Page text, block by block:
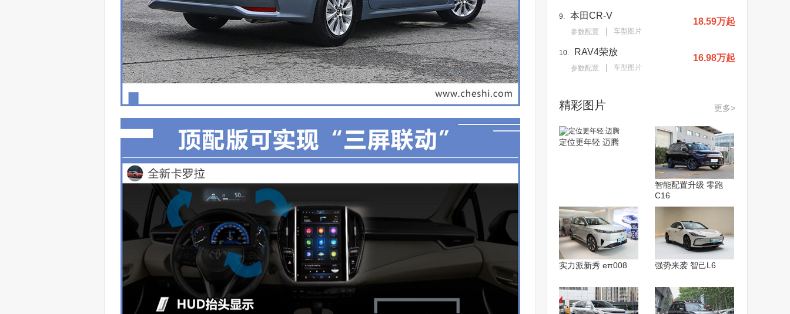
9. 本田CR-V
参数配置 车型图片
18.59万起
10. RAV4荣放
参数配置 车型图片
16.98万起
精彩图片 更多>
定位更年轻 迈腾
智能配置升级 零跑
C16
实力派新秀 eπ008 强势来袭 智己L6